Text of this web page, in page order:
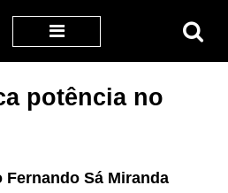
potência no
Fernando Sá Miranda